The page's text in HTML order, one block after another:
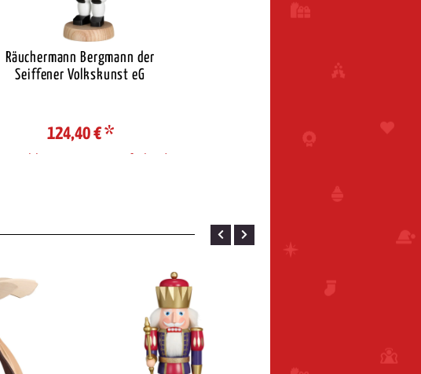
Räuchermann Bergmann der
Seiffener Volkskunst eG
124,40 €*
Auswahl Steuerzone / Lieferland